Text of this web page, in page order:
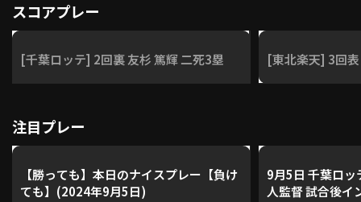
スコアプレー
[千葉ロッテ] 2回裏 友杉 篤輝 二死3塁 [東北楽天] 3回
注目プレー
【勝っても】本日のナイスプレー【負け
ても】(2024年9月5日)
9月5日 千葉ロ
人監督 試合後イ